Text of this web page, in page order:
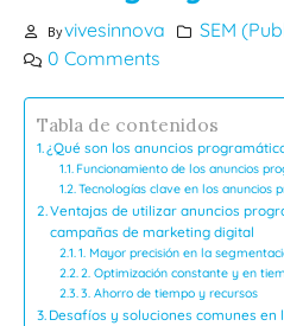
Byvivesinnova
SEM
0 Comments
Tabla de contenidos
¿Qué son los anuncios
Funcionamiento de los anuncios
Tecnologías clave en los anuncios
Ventajas de utilizar anuncios
campañas de marketing digital
1. Mayor precisión en la
2. Optimización constante y en
3. Ahorro de tiempo y recursos
Desafíos y soluciones comunes